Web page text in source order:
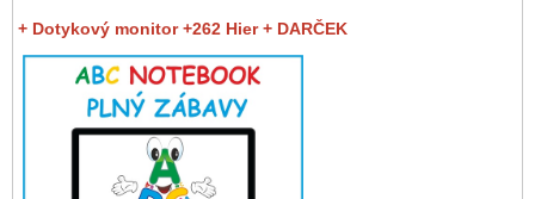
+ Dotykový monitor +262 Hier + DARČEK